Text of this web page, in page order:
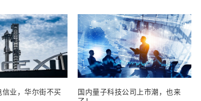
业，华尔街不买
国内量子科技公司上市潮，也来